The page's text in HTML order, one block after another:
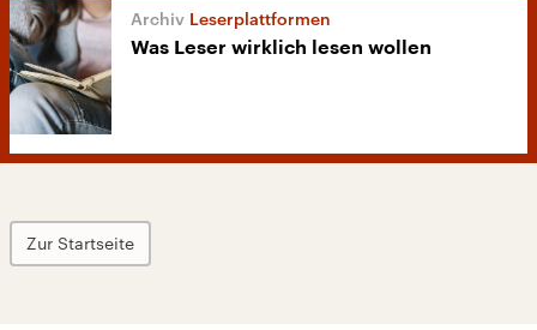
Leserplattformen
Was Leser wirklich lesen wollen
Zur Startseite